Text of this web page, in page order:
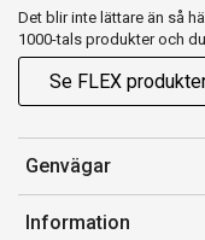
Det blir inte lättare än så
1000-tals produkter och
Se FLEX
Genvägar
Konto
Information